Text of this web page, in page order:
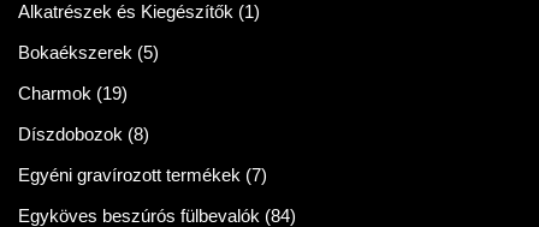
Alkatrészek és Kiegészítők (1)
Bokaékszerek (5)
Charmok (19)
Díszdobozok (8)
Egyéni gravírozott termékek (7)
Egyköves beszúrós fülbevalók (84)